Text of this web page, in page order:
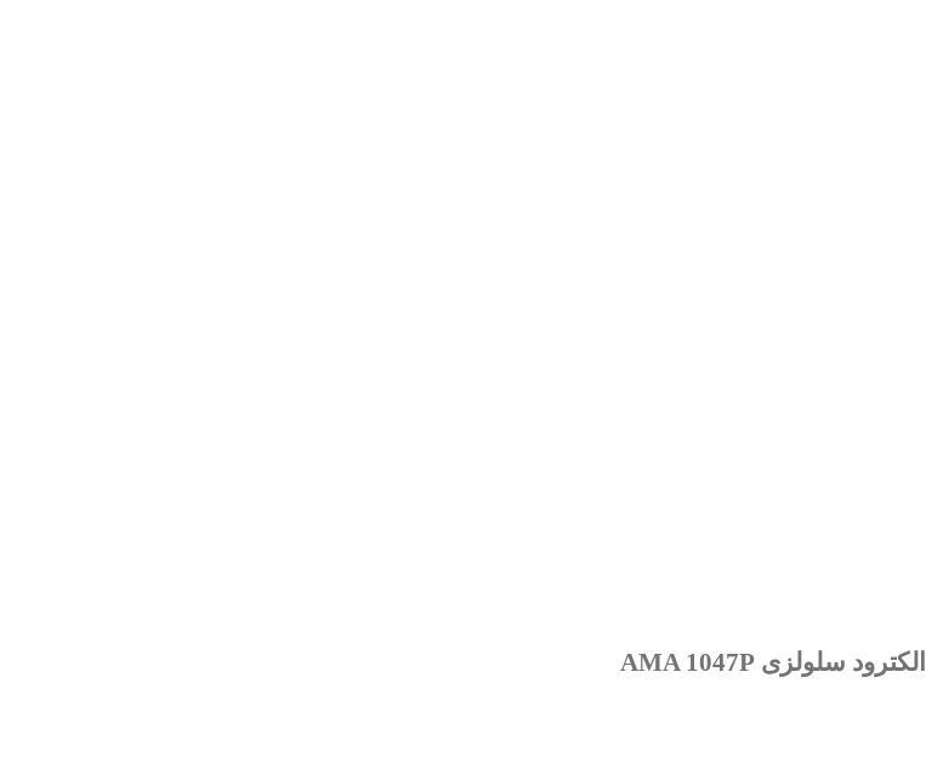
الکترود سلولزی AMA 1047P